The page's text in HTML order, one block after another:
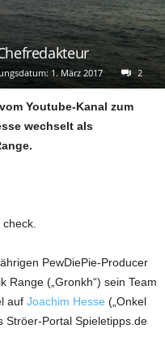
1. März 2017 2
Youtube-Kanal zum
wechselt als
PewDiePie-Producer
Range („Gronkh“) sein Team
auf Joachim Hesse („Onkel
Ströer-Portal Spieletipps.de